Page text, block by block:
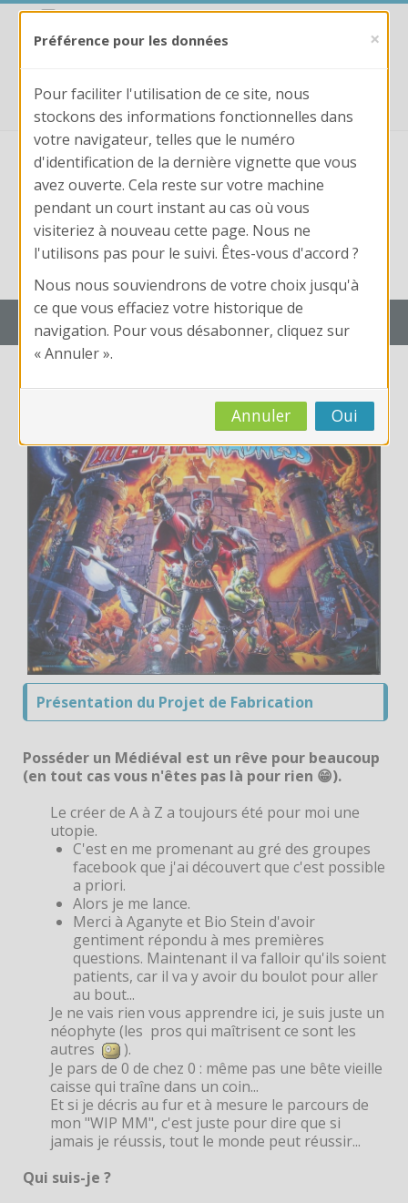
Passer au contenu principal
fpformation@laboiteaconcours.fr
0781187719
Nom
d'utilisateur
de
passe
Nom d'utilisateur ou mot de passe oublié ?
Trouvix Campus : Edition LaBoîteAConcours
Concours Atsem
Autres Concours
MPC
Vers Trouvix
Salle des Profs
Salles de Cours
Recherche
Présentation du Projet de Fabrication
Posséder un Médiéval est un rêve pour beaucoup
(en tout cas vous n'êtes pas là pour rien 😁).
Le créer de A à Z a toujours été pour moi une
utopie.
C'est en me promenant au gré des groupes
facebook que j'ai découvert que c'est possible
a priori.
Alors je me lance.
Merci à Aganyte et Bio Stein d'avoir
gentiment répondu à mes premières
questions. Maintenant il va falloir qu'ils soient
patients, car il va y avoir du boulot pour aller
au bout...
Je ne vais rien vous apprendre ici, je suis juste un
néophyte (les pros qui maîtrisent ce sont les
autres
).
Je pars de 0 de chez 0 : même pas une bête vieille
caisse qui traîne dans un coin...
Et si je décris au fur et à mesure le parcours de
mon "WIP MM", c'est juste pour dire que si
jamais je réussis, tout le monde peut réussir...
Qui suis-je ?
Préférence pour les données ×
Pour faciliter l'utilisation de ce site, nous
stockons des informations fonctionnelles dans
votre navigateur, telles que le numéro
d'identification de la dernière vignette que vous
avez ouverte. Cela reste sur votre machine
pendant un court instant au cas où vous
visiteriez à nouveau cette page. Nous ne
l'utilisons pas pour le suivi. Êtes-vous d'accord ?
Nous nous souviendrons de votre choix jusqu'à
ce que vous effaciez votre historique de
navigation. Pour vous désabonner, cliquez sur
« Annuler ».
Annuler Oui